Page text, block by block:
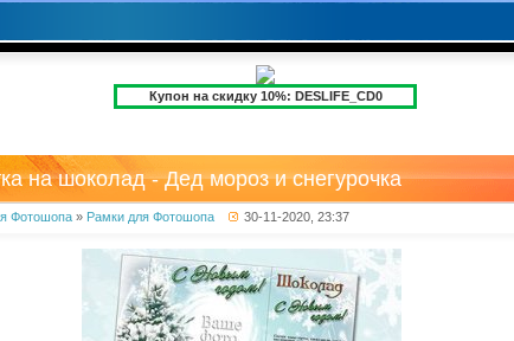
Купон на скидку 10%: DESLIFE_CD0
на шоколад - Дед мороз и снегурочка
Фотошопа » Рамки для Фотошопа 30-11-2020, 23:37